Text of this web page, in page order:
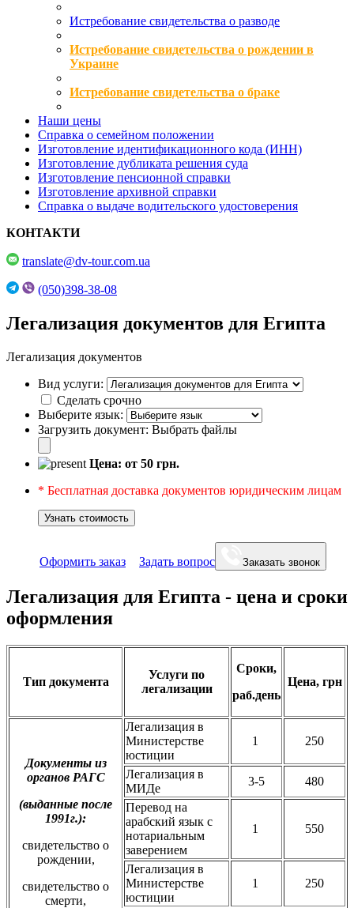
Истребование свидетельства о разводе
Истребование свидетельства о рождении в
Украине
Истребование свидетельства о браке
Наши цены
Справка о семейном положении
Изготовление идентификационного кода (ИНН)
Изготовление дубликата решения суда
Изготовление пенсионной справки
Изготовление архивной справки
Справка о выдаче водительского удостоверения
КОНТАКТИ
translate@dv-tour.com.ua
(050)398-38-08
Легализация документов для Египта
Легализация документов
Вид услуги:
Сделать срочно
Выберите язык:
Загрузить документ: Выбрать файлы
Цена: от 50 грн.
* Бесплатная доставка документов юридическим лицам
Узнать стоимость
Оформить заказ Задать вопрос Заказать звонок
Легализация для Египта - цена и сроки
оформления
Тип документа
Услуги по
легализации
Сроки,
раб.день
Цена, грн
Документы из
органов РАГС
(выданные после
1991г.):
свидетельство о
рождении,
свидетельство о
смерти,
Легализация в
Министерстве
юстиции
1 250
Легализация в
МИДе
3-5
480
Перевод на
арабский язык с
нотариальным
заверением
1 550
Легализация в
Министерстве
юстиции
1 250